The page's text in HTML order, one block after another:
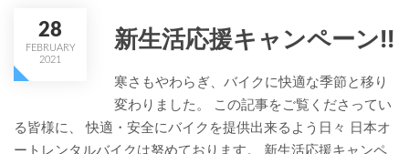
28
FEBRUARY
2021
新生活応援キャンペーン!!
寒さもやわらぎ、バイクに快適な季節と移り
変わりました。 この記事をご覧くださってい
る皆様に、 快適・安全にバイクを提供出来るよう日々 日本オ
ートレンタルバイクは努めております。 新生活応援キャンペ